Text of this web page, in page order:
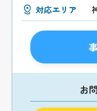
対応エリア
お